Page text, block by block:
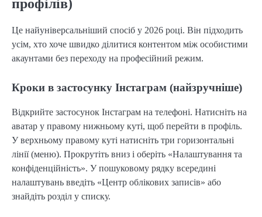
профілів)
Це найуніверсальніший спосіб у 2026 році. Він підходить
усім, хто хоче швидко ділитися контентом між особистими
акаунтами без переходу на професійний режим.
Кроки в застосунку Інстаграм (найзручніше)
Відкрийте застосунок Інстаграм на телефоні. Натисніть на
аватар у правому нижньому куті, щоб перейти в профіль.
У верхньому правому куті натисніть три горизонтальні
лінії (меню). Прокрутіть вниз і оберіть «Налаштування та
конфіденційність». У пошуковому рядку всередині
налаштувань введіть «Центр облікових записів» або
знайдіть розділ у списку.